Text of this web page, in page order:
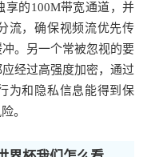
享的100M带宽通道，并
流，确保视频流优先传
。另一个常被忽视的要
经过高强度加密，通过
为和隐私信息能得到保
。